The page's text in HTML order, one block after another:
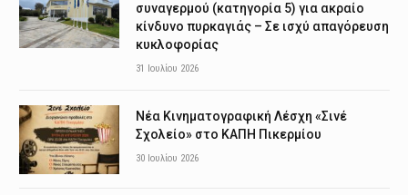
συναγερμού (κατηγορία 5) για ακραίο
κίνδυνο πυρκαγιάς – Σε ισχύ απαγόρευση
κυκλοφορίας
31 Ιουλίου 2026
Νέα Κινηματογραφική Λέσχη «Σινέ
Σχολείο» στο ΚΑΠΗ Πικερμίου
30 Ιουλίου 2026